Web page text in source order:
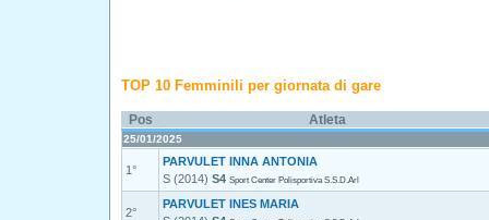
TOP 10 Femminili per giornata di gare
Pos Atleta
25/01/2025
1°
PARVULET INNA ANTONIA
S (2014) S4 Sport Center Polisportiva S.S.D.Arl
2°
PARVULET INES MARIA